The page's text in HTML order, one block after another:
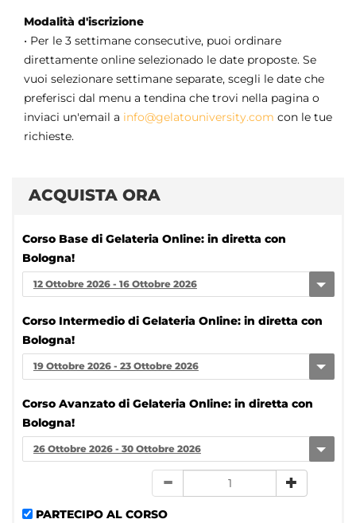
Modalità d'iscrizione
• Per le 3 settimane consecutive, puoi ordinare
direttamente online selezionado le date proposte. Se
vuoi selezionare settimane separate, scegli le date che
preferisci dal menu a tendina che trovi nella pagina o
inviaci un'email a info@gelatouniversity.com con le tue
richieste.
ACQUISTA ORA
Corso Base di Gelateria Online: in diretta con
Bologna!
12 Ottobre 2026 - 16 Ottobre 2026
Corso Intermedio di Gelateria Online: in diretta con
Bologna!
19 Ottobre 2026 - 23 Ottobre 2026
Corso Avanzato di Gelateria Online: in diretta con
Bologna!
26 Ottobre 2026 - 30 Ottobre 2026
PARTECIPO AL CORSO